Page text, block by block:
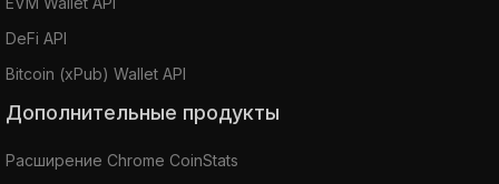
DeFi API
Bitcoin (xPub) Wallet API
Дополнительные продукты
Расширение Chrome CoinStats